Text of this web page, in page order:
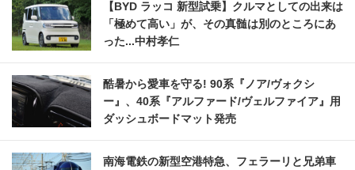
【BYD ラッコ 新型試乗】クルマとしての出来は
「極めて高い」が、その真髄は別のところにあ
った...中村孝仁
酷暑から愛車を守る! 90系『ノア/ヴォクシ
ー』、40系『アルファード/ヴェルファイア』用
ダッシュボードマット発売
南海電鉄の新型空港特急、フェラーリと兄弟車